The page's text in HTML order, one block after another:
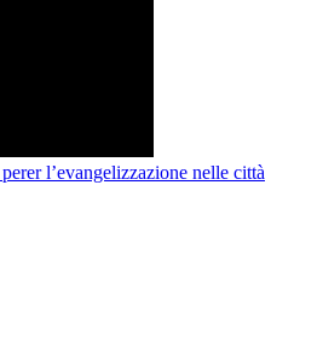
l’evangelizzazione nelle città